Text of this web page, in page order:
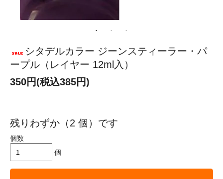
シタデルカラー ジーンスティーラー・パ
ープル（レイヤー 12ml入）
350円(税込385円)
残りわずか（2 個）です
個数
個